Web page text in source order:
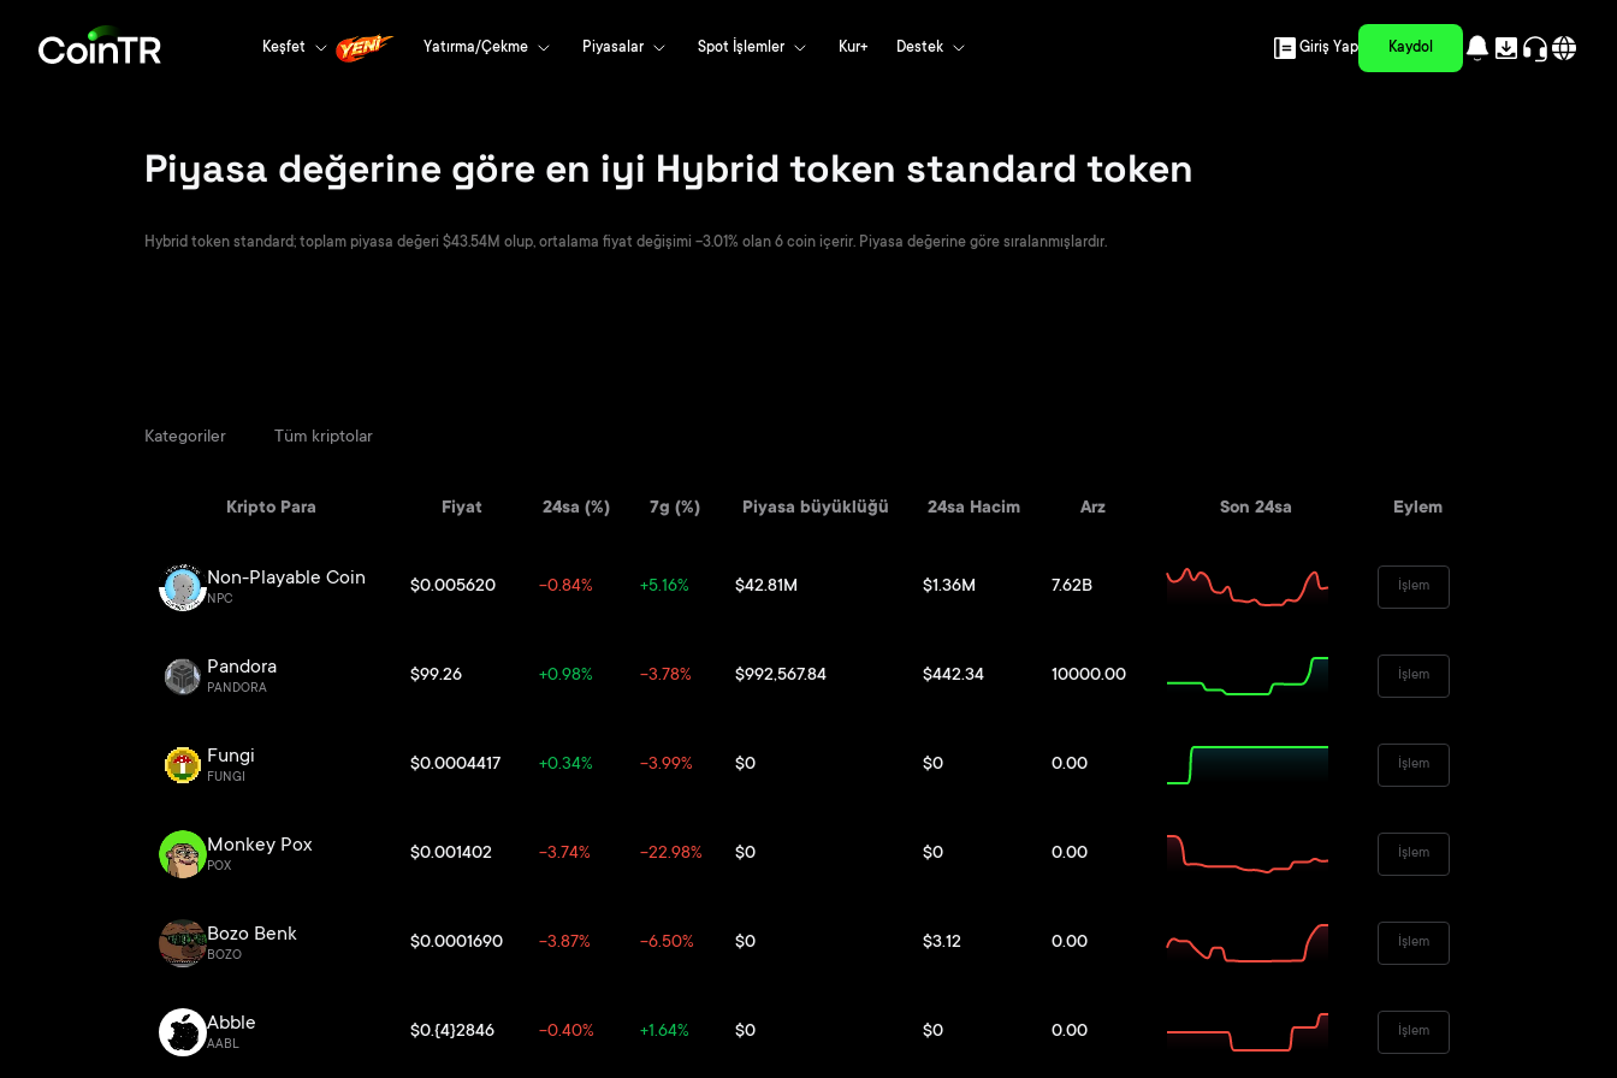
Keşfet Yatırma/Çekme Piyasalar Spot İşlemler Kur+ Destek Giriş Yap Kaydol
Piyasa değerine göre en iyi Hybrid token standard token
Hybrid token standard; toplam piyasa değeri $43.54M olup, ortalama fiyat değişimi -3.01% olan 6 coin içerir. Piyasa değerine göre sıralanmışlardır.
Kategoriler Tüm kriptolar
Kripto Para Fiyat 24sa (%) 7g (%) Piyasa büyüklüğü 24sa Hacim Arz Son 24sa Eylem
Non-Playable Coin
NPC
$0.005620 -0.84% +5.16% $42.81M $1.36M 7.62B İşlem
Pandora
PANDORA
$99.26 +0.98% -3.78% $992,567.84 $442.34 10000.00 İşlem
Fungi
FUNGI
$0.0004417 +0.34% -3.99% $0 $0 0.00 İşlem
Monkey Pox
POX
$0.001402 -3.74% -22.98% $0 $0 0.00 İşlem
Bozo Benk
BOZO
$0.0001690 -3.87% -6.50% $0 $3.12 0.00 İşlem
Abble
AABL
$0.{4}2846 -0.40% +1.64% $0 $0 0.00 İşlem